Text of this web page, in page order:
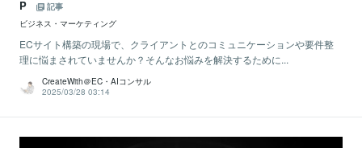
P
記事
ビジネス・マーケティング
ECサイト構築の現場で、クライアントとのコミュニケーションや要件整
理に悩まされていませんか？そんなお悩みを解決するために...
CreateWith＠EC・AIコンサル
2025/03/28 03:14